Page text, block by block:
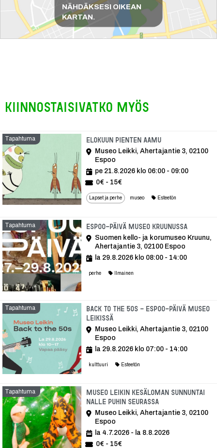
NÄHDÄKSESI OIKEAN
KARTAN.
Kiinnostaisivatko myös
Tapahtuma Elokuun Pienten aamuTapahtuma
Museo Leikki, Ahertajantie 3, 02100
Espoo
pe 21.8.2026 klo 06:00 - 09:00
0€ - 15€
Lapset ja perhe museo Esteetön
Tapahtuma Espoo-päivä Museo Kruunussa
Suomen kello- ja korumuseo Kruunu,
Ahertajantie 3, 02100 Espoo
la 29.8.2026 klo 08:00 - 14:00
perhe Ilmainen
Tapahtuma
Back to the 50s - Espoo-päivä Museo
Leikissä
Museo Leikki, Ahertajantie 3, 02100
Espoo
la 29.8.2026 klo 07:00 - 14:00
kulttuuri Esteetön
Tapahtuma
Museo Leikin kesäloman Sunnuntai
Nalle Puhin seurassa
Museo Leikki, Ahertajantie 3, 02100
Espoo
la 4.7.2026 - la 8.8.2026
0€ - 15€